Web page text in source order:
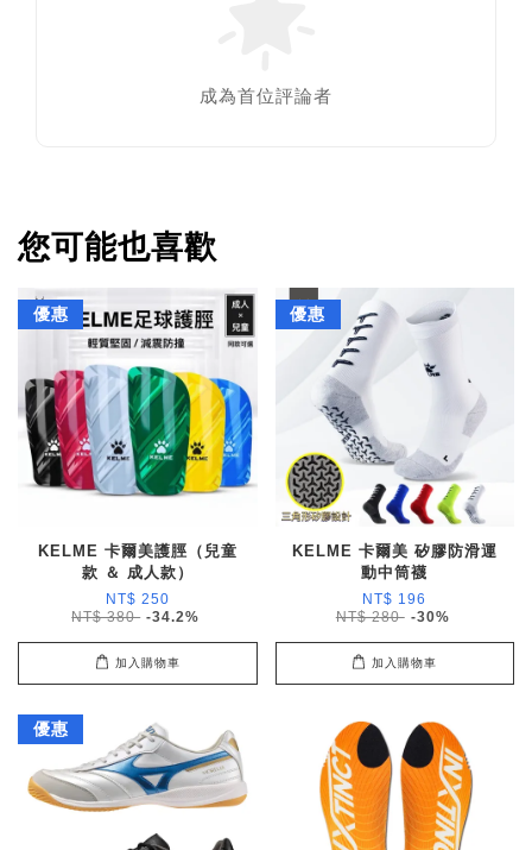
成為首位評論者
您可能也喜歡
優惠
KELME 卡爾美護脛（兒童
款 ＆ 成人款）
NT$ 250
NT$ 380 -34.2%
加入購物車
優惠
KELME 卡爾美 矽膠防滑運
動中筒襪
NT$ 196
NT$ 280 -30%
加入購物車
優惠